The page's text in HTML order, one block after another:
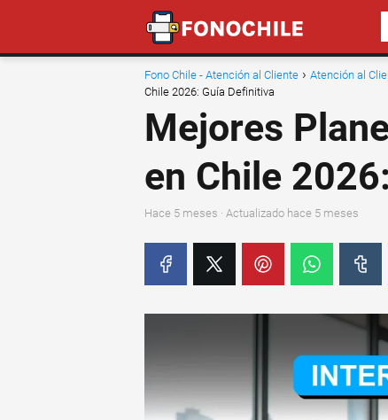
Fono Chile - Atención al Cliente Atención al
Chile 2026: Guía Definitiva
Mejores
en Chile
hace 5 meses · Actualizado hace 5 meses